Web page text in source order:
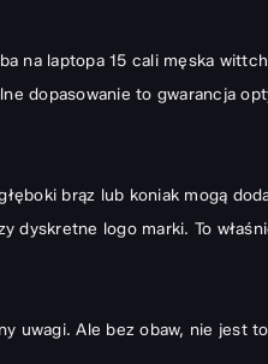
na laptopa 15 cali męska
dopasowanie to gwarancja
brąz lub koniak mogą
logo marki. To
uwagi. Ale bez obaw, nie jest